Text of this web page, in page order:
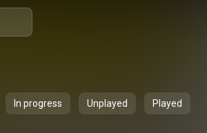
In progress Unplayed Played